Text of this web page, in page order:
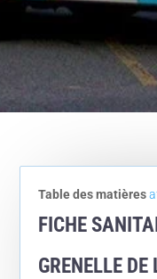
Table des matières
FICHE
GRENELLE